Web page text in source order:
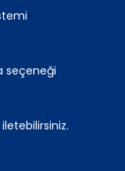
seçeneği